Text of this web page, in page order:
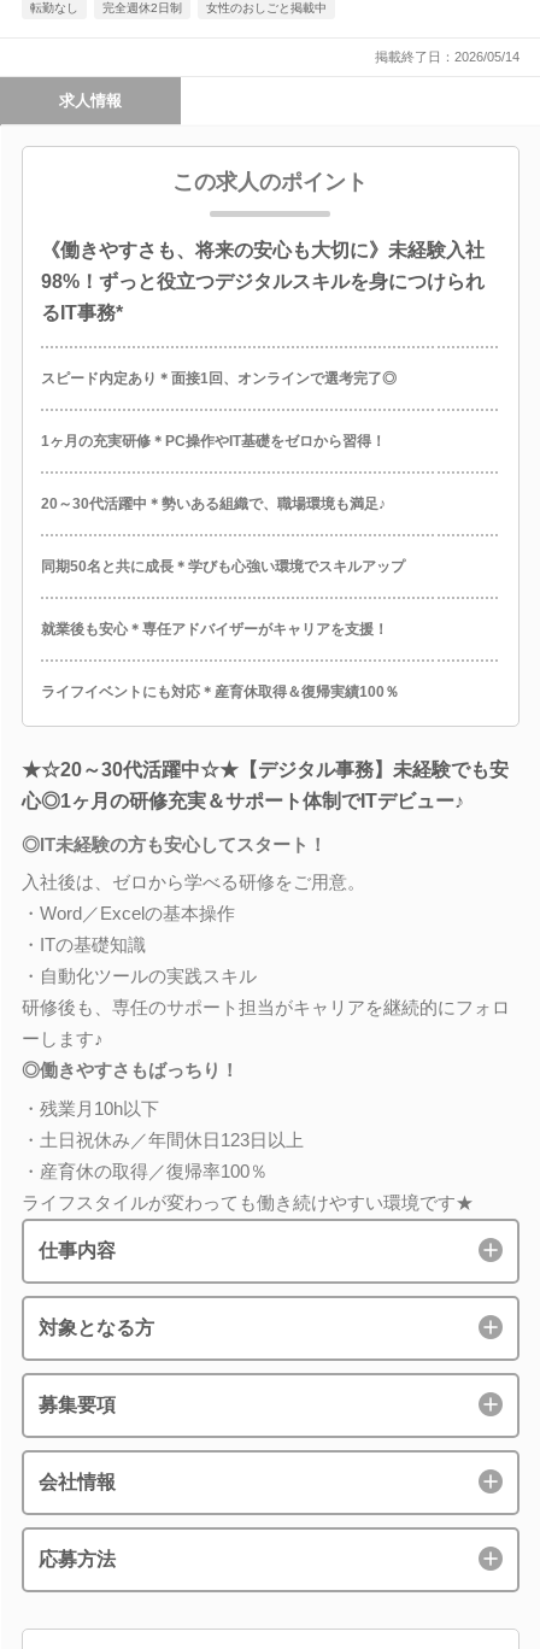
転勤なし 完全週休2日制 女性のおしごと掲載中
掲載終了日：2026/05/14
求人情報
この求人のポイント
《働きやすさも、将来の安心も大切に》未経験入社
98%！ずっと役立つデジタルスキルを身につけられ
るIT事務*
スピード内定あり＊面接1回、オンラインで選考完了◎
1ヶ月の充実研修＊PC操作やIT基礎をゼロから習得！
20～30代活躍中＊勢いある組織で、職場環境も満足♪
同期50名と共に成長＊学びも心強い環境でスキルアップ
就業後も安心＊専任アドバイザーがキャリアを支援！
ライフイベントにも対応＊産育休取得＆復帰実績100％
★☆20～30代活躍中☆★【デジタル事務】未経験でも安
心◎1ヶ月の研修充実＆サポート体制でITデビュー♪
◎IT未経験の方も安心してスタート！
入社後は、ゼロから学べる研修をご用意。
・Word／Excelの基本操作
・ITの基礎知識
・自動化ツールの実践スキル
研修後も、専任のサポート担当がキャリアを継続的にフォロ
ーします♪
◎働きやすさもばっちり！
・残業月10h以下
・土日祝休み／年間休日123日以上
・産育休の取得／復帰率100％
ライフスタイルが変わっても働き続けやすい環境です★
仕事内容
対象となる方
募集要項
会社情報
応募方法